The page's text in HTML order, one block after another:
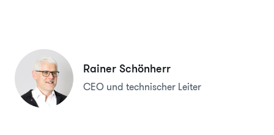
Rainer Schönherr
CEO und technischer Leiter